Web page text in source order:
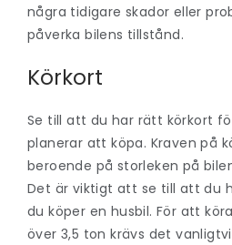
några tidigare skador eller
påverka bilens tillstånd.
Körkort
Se till att du har rätt körkort
planerar att köpa. Kraven på
beroende på storleken på
Det är viktigt att se till att du
du köper en husbil. För att
över 3,5 ton krävs det